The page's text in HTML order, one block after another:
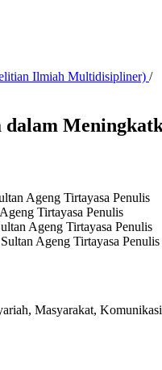
Ilmiah Multidisipliner) /
dalam
Ageng Tirtayasa Penulis
Tirtayasa Penulis
Ageng Tirtayasa Penulis
Ageng Tirtayasa Penulis
Masyarakat,